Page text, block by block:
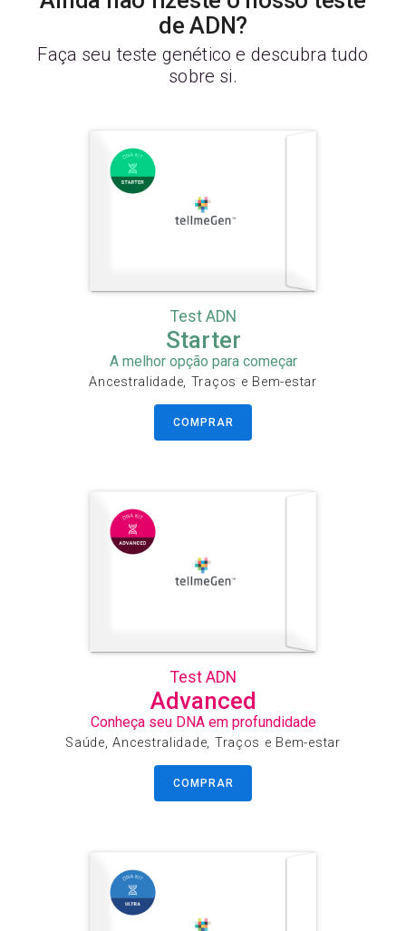
de ADN?
Faça seu teste genético e descubra tudo
sobre si.
Test ADN
Starter
A melhor opção para começar
Ancestralidade, Traços e Bem-estar
COMPRAR
Test ADN
Advanced
Conheça seu DNA em profundidade
Saúde, Ancestralidade, Traços e Bem-estar
COMPRAR